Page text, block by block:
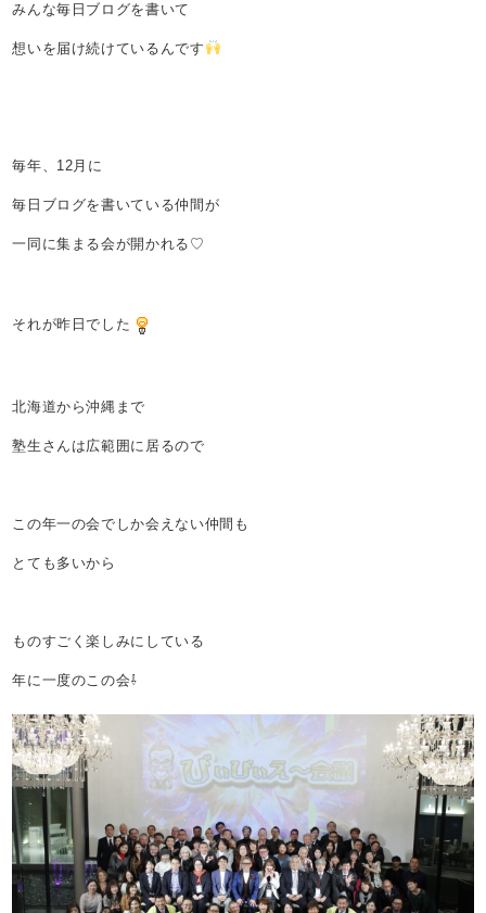
みんな毎日ブログを書いて
想いを届け続けているんです
毎年、12月に
毎日ブログを書いている仲間が
一同に集まる会が開かれる♡
それが昨日でした
北海道から沖縄まで
塾生さんは広範囲に居るので
この年一の会でしか会えない仲間も
とても多いから
ものすごく楽しみにしている
年に一度のこの会⇩